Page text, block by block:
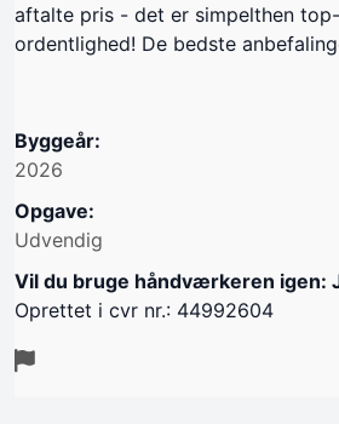
aftalte pris - det er simpelthen
ordentlighed! De bedste
Byggeår:
2026
Opgave:
Udvendig
Vil du bruge håndværkeren igen:
Oprettet i cvr nr.: 44992604